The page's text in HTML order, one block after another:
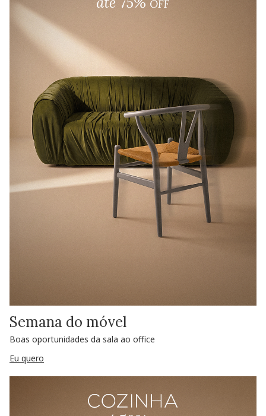
Semana do móvel
Boas oportunidades da sala ao office
Eu quero